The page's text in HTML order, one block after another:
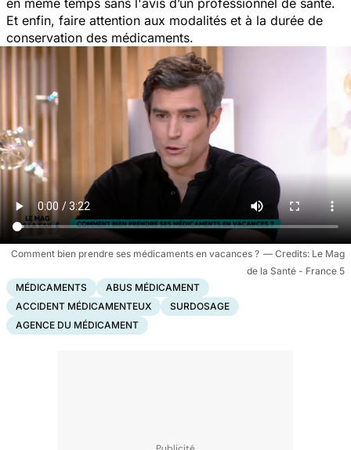
Et enfin, faire attention aux modalités et à la durée de
conservation des médicaments.
Comment bien prendre ses médicaments en vacances ?
Le Mag
de la Santé - France 5
MÉDICAMENTS
ABUS MÉDICAMENT
ACCIDENT MÉDICAMENTEUX
SURDOSAGE
AGENCE DU MÉDICAMENT